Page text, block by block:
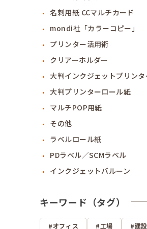
名刺用紙 CCマルチカード
mondi社「カラーコピー」
プリンター活用術
クリアーホルダー
大判インクジェットプリンタ
大判プリンターロール紙
マルチPOP用紙
その他
ラベルロール紙
PDラベル／SCMラベル
インクジェットバルーン
キーワード（タグ）
オフィス 工場 建設